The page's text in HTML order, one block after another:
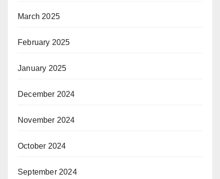
March 2025
February 2025
January 2025
December 2024
November 2024
October 2024
September 2024